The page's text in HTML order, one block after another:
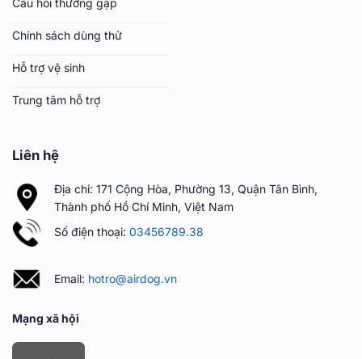
Câu hỏi thường gặp
Chính sách dùng thử
Hỗ trợ vệ sinh
Trung tâm hỗ trợ
Liên hệ
Địa chỉ: 171 Cộng Hòa, Phường 13, Quận Tân Bình,
Thành phố Hồ Chí Minh, Việt Nam
Số điện thoại: 03456789.38
Email: hotro@airdog.vn
Mạng xã hội